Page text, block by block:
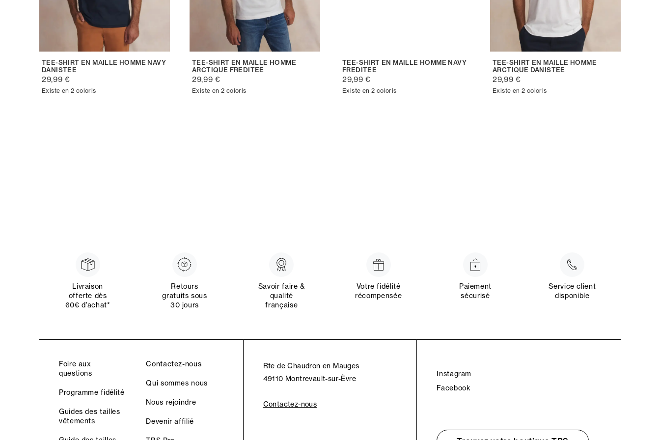
TEE-SHIRT EN MAILLE HOMME NAVY
DANISTEE
29,99 €
Existe en 2 coloris
TEE-SHIRT EN MAILLE HOMME
ARCTIQUE FREDITEE
29,99 €
Existe en 2 coloris
TEE-SHIRT EN MAILLE HOMME NAVY
FREDITEE
29,99 €
Existe en 2 coloris
TEE-SHIRT EN MAILLE HOMME
ARCTIQUE DANISTEE
29,99 €
Existe en 2 coloris
Livraison
offerte dès
60€ d’achat*
Retours
gratuits sous
30 jours
Savoir faire &
qualité
française
Votre fidélité
récompensée
Paiement
sécurisé
Service client
disponible
Foire aux
questions
Programme fidélité
Guides des tailles
vêtements
Contactez-nous
Qui sommes nous
Nous rejoindre
Devenir affilié
Rte de Chaudron en Mauges
49110 Montrevault-sur-Èvre
Contactez-nous
Instagram
Facebook